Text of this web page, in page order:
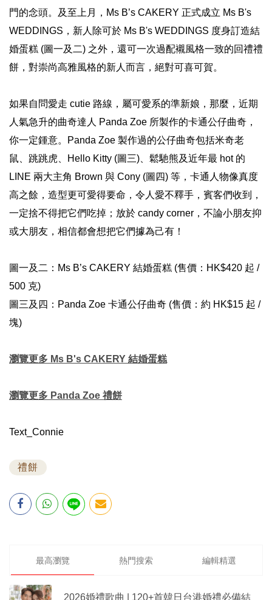
門的念頭。及至上月，Ms B’s CAKERY 正式成立 Ms B's
WEDDINGS，新人除可於 Ms B's WEDDINGS 度身訂造結
婚蛋糕 (圖一及二) 之外，還可一次過配襯風格一致的回禮禮
餅，對崇尚高雅風格的新人而言，絕對可喜可賀。
如果自問愛走 cutie 路線，屬可愛系的準新娘，那麼，近期
人氣急升的曲奇達人 Panda Zoe 所製作的卡通公仔曲奇，
你一定鍾意。Panda Zoe 製作過的公仔曲奇包括米奇老
鼠、跳跳虎、Hello Kitty (圖三)、鬆馳熊及近年最 hot 的
LINE 兩大主角 Brown 與 Cony (圖四) 等，卡通人物像真度
高之餘，造型更可愛得要命，令人愛不釋手，賓客們收到，
一定捨不得把它們吃掉；放於 candy corner，不論小朋友抑
或大朋友，相信都會想把它們據為己有！
圖一及二：Ms B’s CAKERY 結婚蛋糕 (售價：HK$420 起 /
500 克)
圖三及四：Panda Zoe 卡通公仔曲奇 (售價：約 HK$15 起 /
塊)
瀏覽更多 Ms B's CAKERY 結婚蛋糕
瀏覽更多 Panda Zoe 禮餅
Text_Connie
禮餅
最高瀏覽 熱門搜索 編輯精選
2026婚禮歌曲 | 120+首韓日台港婚禮必備結